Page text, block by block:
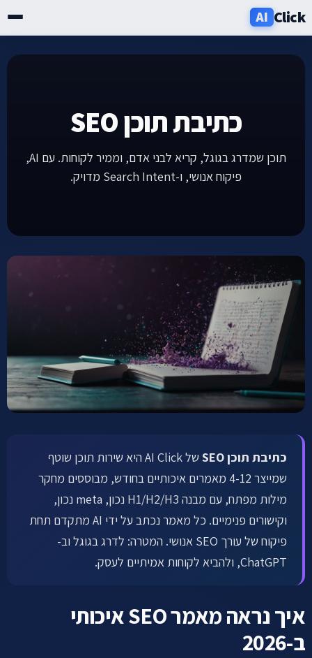
AI Click
אודות
ניוזלטר
לתיאום שיחה ←
כתיבת תוכן SEO
תוכן שמדרג בגוגל, קריא לבני אדם, וממיר לקוחות. עם AI,
פיקוח אנושי, ו-Search Intent מדויק.
כתיבת תוכן SEO
של AI Click היא שירות תוכן שוטף
שמייצר 4-12 מאמרים איכותיים בחודש, מבוססים מחקר
מילות מפתח, עם מבנה H1/H2/H3 נכון, meta נכון,
וקישורים פנימיים. כל מאמר נכתב על ידי AI מתקדם תחת
פיקוח של עורך SEO אנושי. המטרה: לדרג בגוגל וב-
ChatGPT, ולהביא לקוחות אמיתיים לעסק.
איך נראה מאמר SEO איכותי
ב-2026